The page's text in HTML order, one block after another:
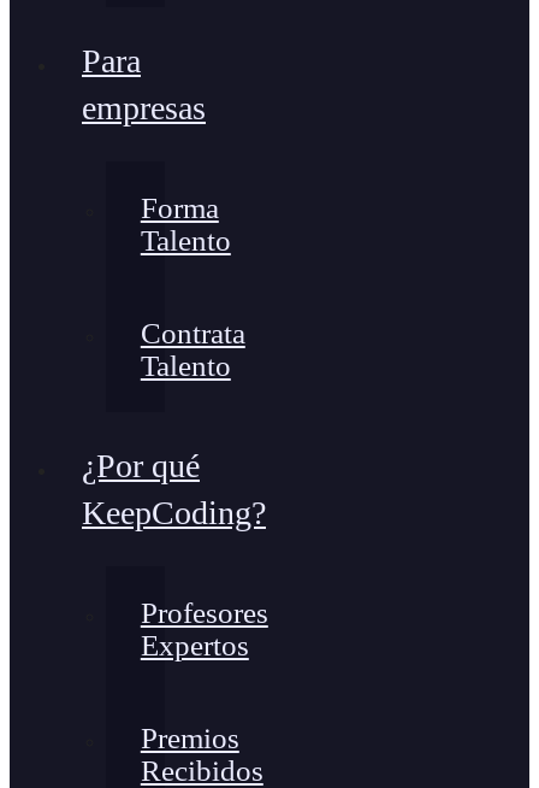
Para
empresas
Forma
Talento
Contrata
Talento
¿Por qué
KeepCoding?
Profesores
Expertos
Premios
Recibidos